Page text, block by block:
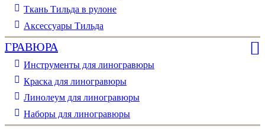
Ткань Тильда в рулоне
Аксессуары Тильда
ГРАВЮРА
Инструменты для линогравюры
Краска для линогравюры
Линолеум для линогравюры
Наборы для линогравюры